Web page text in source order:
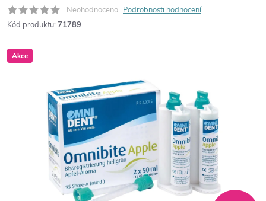
Neohodnoceno Podrobnosti hodnocení
Kód produktu: 71789
Akce